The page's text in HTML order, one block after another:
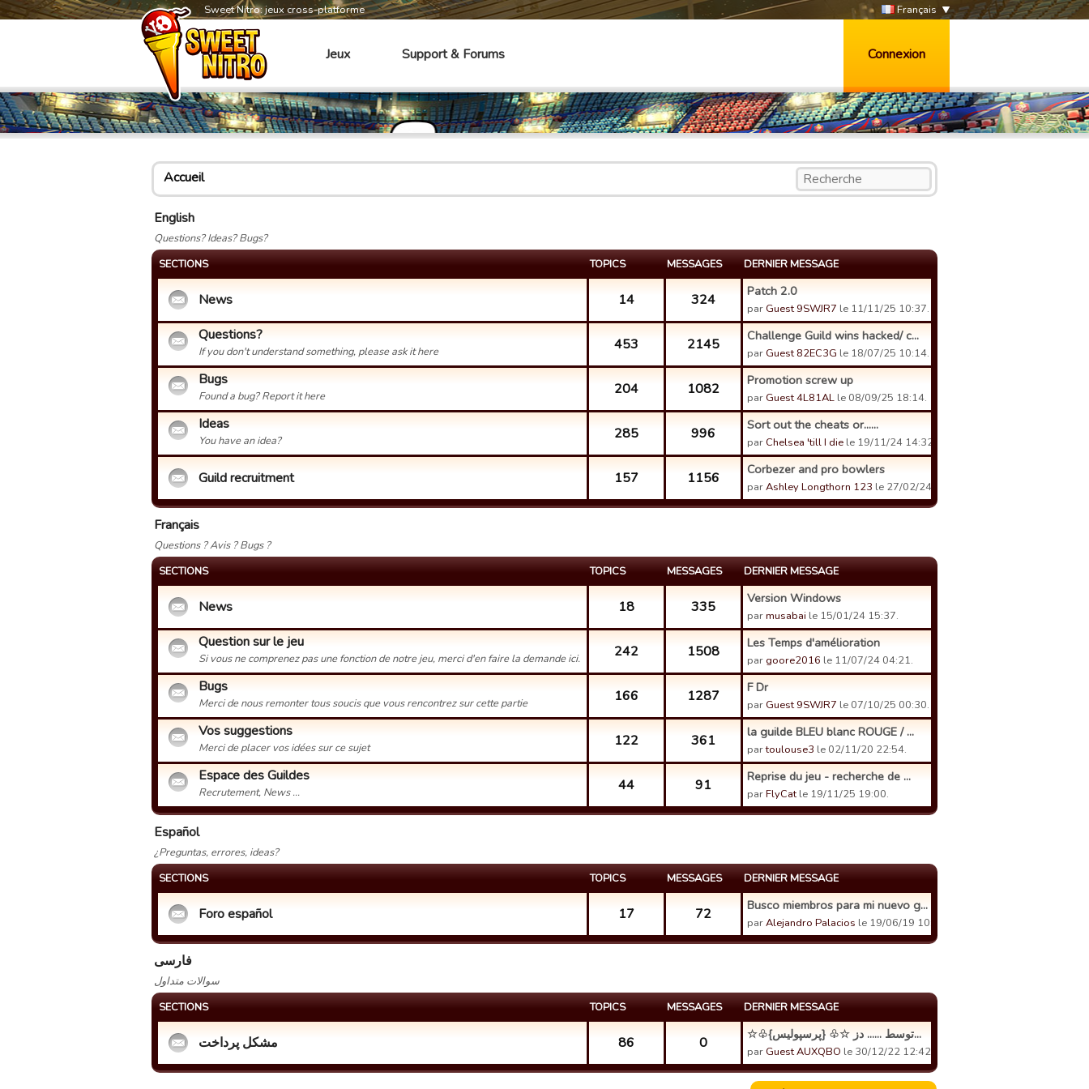
Sweet Nitro: jeux cross-platforme Français
Jeux Support & Forums Connexion
Accueil
English
Questions? Ideas? Bugs?
SECTIONS
TOPICS MESSAGES DERNIER MESSAGE
News 14 324 Patch 2.0
par Guest 9SWJR7 le 11/11/25 10:37.
Questions?
If you don't understand something, please ask it here 453 2145 Challenge Guild wins hacked/ c...
par Guest 82EC3G le 18/07/25 10:14.
Bugs
Found a bug? Report it here 204 1082 Promotion screw up
par Guest 4L81AL le 08/09/25 18:14.
Ideas
You have an idea? 285 996 Sort out the cheats or......
par Chelsea 'till I die le 19/11/24 14:32.
Guild recruitment 157 1156 Corbezer and pro bowlers
parAshley Longthorn 123 le 27/02/24 19:18.
Français
Questions ? Avis ? Bugs ?
SECTIONS
TOPICS MESSAGES DERNIER MESSAGE
News 18 335 Version Windows
parmusabai le 15/01/24 15:37.
Question sur le jeu
Si vous ne comprenez pas une fonction de notre jeu, merci d'en faire la demande ici. 242 1508 Les Temps d'amélioration
par goore2016 le 11/07/24 04:21.
Bugs
Merci de nous remonter tous soucis que vous rencontrez sur cette partie 166 1287 F Dr
par Guest 9SWJR7 le 07/10/25 00:30.
Vos suggestions
Merci de placer vos idées sur ce sujet 122 361 la guilde BLEU blanc ROUGE / ...
partoulouse3 le 02/11/20 22:54.
Espace des Guildes
Recrutement, News ... 44 91 Reprise du jeu - recherche de ...
parFlyCatle 19/11/25 19:00.
Español
¿Preguntas, errores, ideas?
SECTIONS
TOPICS MESSAGES DERNIER MESSAGE
Foro español 17 72 Busco miembros para mi nuevo g...
parAlejandro Palacios le 19/06/19 10:30.
فارسی
سوالات متداول
SECTIONS
TOPICS MESSAGES DERNIER MESSAGE
مشکل پرداخت 86 0 ☆♧{پرسپولیس} ♧☆ توسط ...... دز...
par Guest AUXQBO le 30/12/22 12:42.